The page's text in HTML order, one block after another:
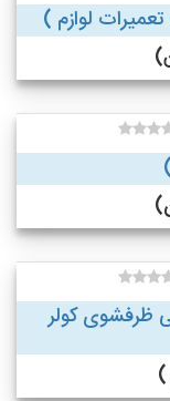
لوازم )
ظرفشوی کولر